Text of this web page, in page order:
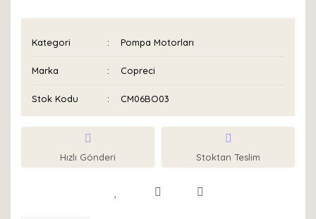
Kategori Pompa Motorları
Marka Copreci
Stok Kodu CM06BO03
Hızlı Gönderi Stoktan Teslim